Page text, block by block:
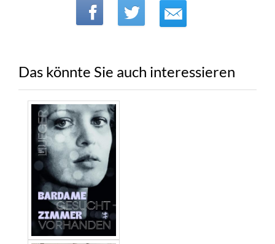
Das könnte Sie auch interessieren